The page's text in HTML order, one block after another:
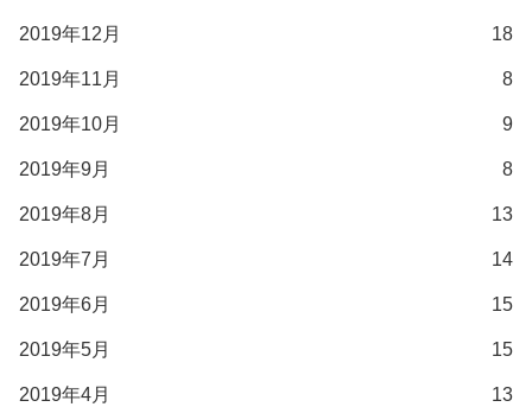
2019年12月 18
2019年11月 8
2019年10月 9
2019年9月 8
2019年8月 13
2019年7月 14
2019年6月 15
2019年5月 15
2019年4月 13